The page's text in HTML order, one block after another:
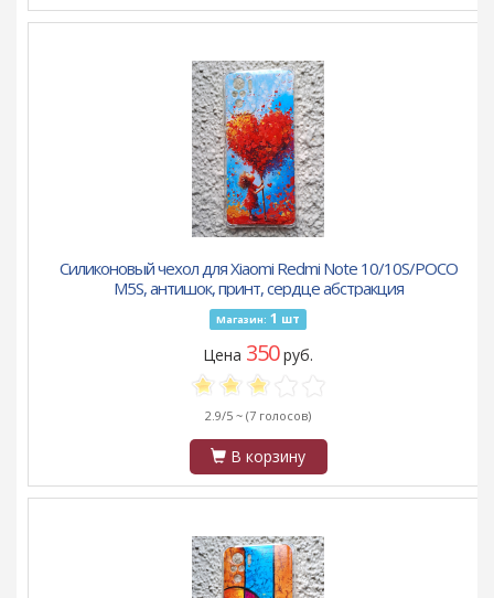
Силиконовый чехол для Xiaomi Redmi Note 10/10S/POCO
M5S, антишок, принт, сердце абстракция
Магазин: 1 шт
Цена 350руб.
2.9/5 ~ (7 голосов)
В корзину